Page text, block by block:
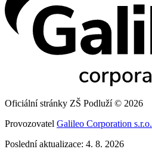
Oficiální stránky ZŠ Podluží © 2026
Provozovatel Galileo Corporation s.r.o.
Poslední aktualizace: 4. 8. 2026